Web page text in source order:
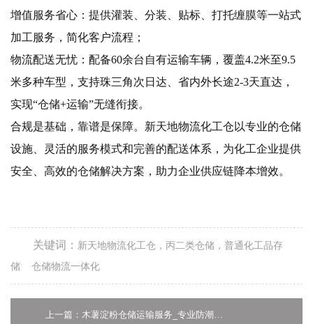
增值服务省心：提供灌装、分装、贴标、打托缠膜等一站式
加工服务，简化客户流程；
物流配送无忧：配备60余台自有运输车辆，覆盖4.2米至9.5
米多种车型，支持珠三角次日达、省内外长途2-3天直达，
实现“仓储+运输”无缝衔接。
合规是基础，靠谱是保障。新天地物流化工仓以专业的仓储
设施、灵活的服务模式和完善的配送体系，为化工企业提供
安全、高效的仓储解决方案，助力企业供应链降本增效。
关键词： 新天地物流化工仓，丙二类仓储，普通化工品存
储
仓储物流一体化